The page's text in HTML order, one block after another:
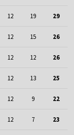
12 19 29
12 15 26
12 12 26
12 13 25
12 9 22
12 7 23